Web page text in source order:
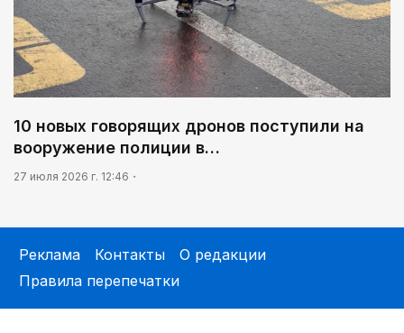
10 новых говорящих дронов поступили на
вооружение полиции в…
27 июля 2026 г. 12:46
Реклама Контакты
О редакции
Правила перепечатки